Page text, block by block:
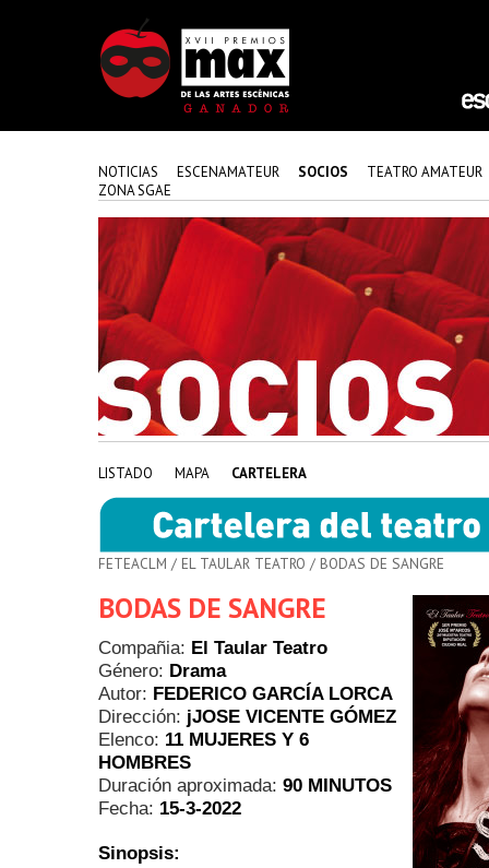
NOTICIAS ESCENAMATEUR SOCIOS
TEATRO AMATEUR
ZONA SGAE
LISTADO MAPA CARTELERA
FETEACLM / EL TAULAR TEATRO / BODAS DE SANGRE
BODAS DE SANGRE
Compañia: El Taular Teatro
Género: Drama
Autor: FEDERICO GARCÍA LORCA
Dirección: jJOSE VICENTE GÓMEZ
Elenco: 11 MUJERES Y 6
HOMBRES
Duración aproximada: 90 MINUTOS
Fecha: 15-3-2022
Sinopsis: